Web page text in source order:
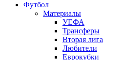
Футбол
Материалы
УЕФА
Трансферы
Вторая лига
Любители
Еврокубки